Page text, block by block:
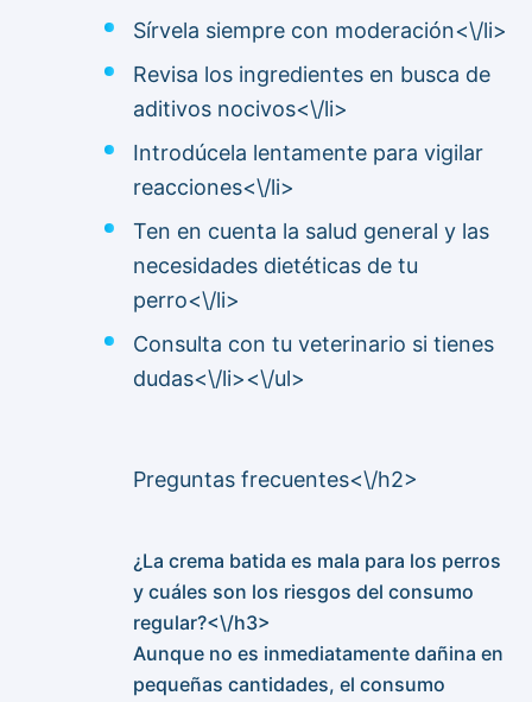
Sírvela siempre con moderación<\/li>
Revisa los ingredientes en busca de
aditivos nocivos<\/li>
Introdúcela lentamente para vigilar
reacciones<\/li>
Ten en cuenta la salud general y las
necesidades dietéticas de tu
perro<\/li>
Consulta con tu veterinario si tienes
dudas<\/li><\/ul>
Preguntas frecuentes<\/h2>
¿La crema batida es mala para los perros
y cuáles son los riesgos del consumo
regular?<\/h3>
Aunque no es inmediatamente dañina en
pequeñas cantidades, el consumo